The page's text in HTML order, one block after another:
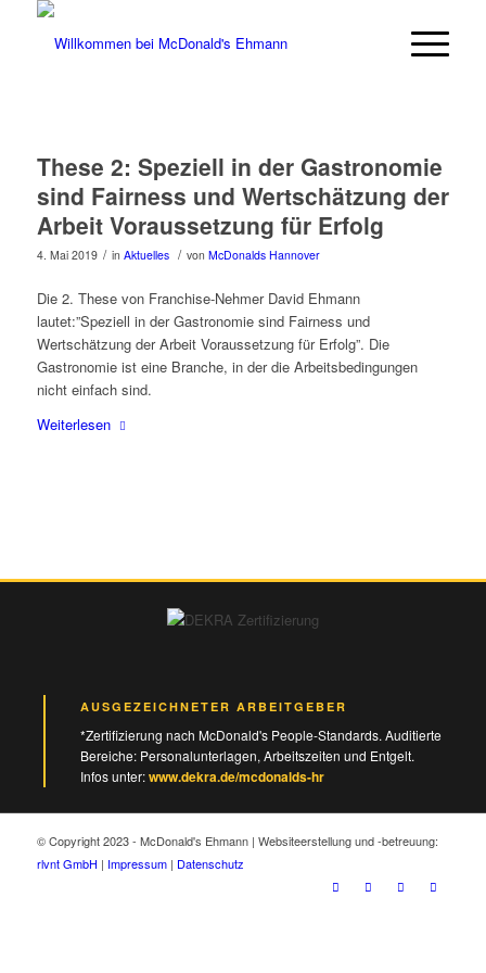
These 2: Speziell in der Gastronomie
sind Fairness und Wertschätzung der
Arbeit Voraussetzung für Erfolg
4. Mai 2019 / in Aktuelles / von McDonalds Hannover
Die 2. These von Franchise-Nehmer David Ehmann
lautet:”Speziell in der Gastronomie sind Fairness und
Wertschätzung der Arbeit Voraussetzung für Erfolg”. Die
Gastronomie ist eine Branche, in der die Arbeitsbedingungen
nicht einfach sind.
Weiterlesen
AUSGEZEICHNETER ARBEITGEBER
*Zertifizierung nach McDonald's People-Standards. Auditierte
Bereiche: Personalunterlagen, Arbeitszeiten und Entgelt.
Infos unter:www.dekra.de/mcdonalds-hr
© Copyright 2023 - McDonald's Ehmann | Websiteerstellung und -betreuung:
rlvnt GmbH | Impressum| Datenschutz
(m/w/d) gesucht. Bewirb dich in unter
Jetzt bewerben